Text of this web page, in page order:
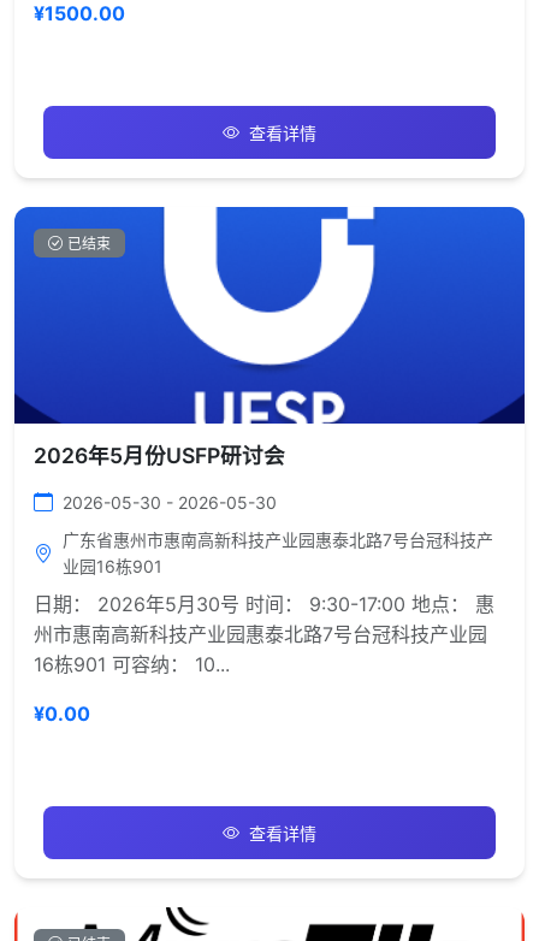
¥1500.00
查看详情
已结束
2026年5月份USFP研讨会
2026-05-30 - 2026-05-30
广东省惠州市惠南高新科技产业园惠泰北路7号台冠科技产
业园16栋901
日期： 2026年5月30号 时间： 9:30-17:00 地点： 惠
州市惠南高新科技产业园惠泰北路7号台冠科技产业园
16栋901 可容纳： 10...
¥0.00
查看详情